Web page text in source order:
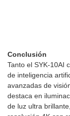
Conclusión
Tanto el SYK-10AI
de inteligencia
avanzadas de
destaca en
de luz ultra